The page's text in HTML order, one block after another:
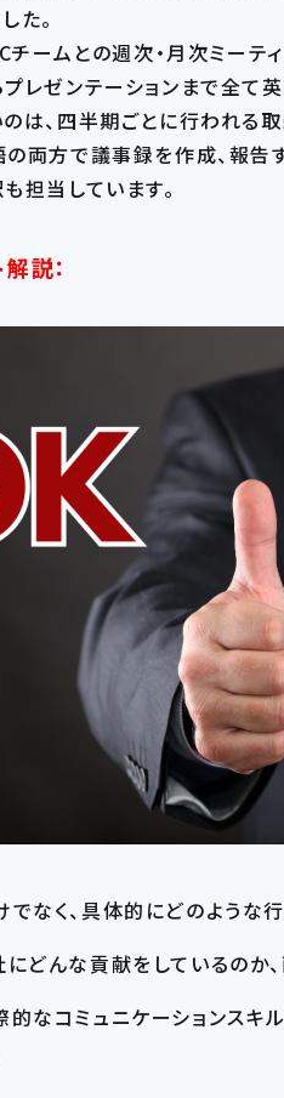
た。
チームとの週次・月次ミーテ
レゼンテーションまで全て英
は、四半期ごとに行われる
両方で議事録を作成、報告
担当しています。
説：
なく、具体的にどのような
どんな貢献をしているのか
なコミュニケーションスキ